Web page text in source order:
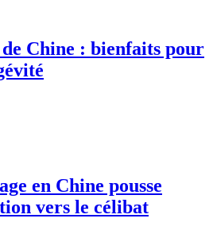
Chine : bienfaits pour
en Chine pousse
vers le célibat